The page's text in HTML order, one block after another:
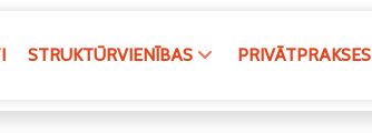
STRUKTŪRVIENĪBAS PRIVĀTPRAKSES